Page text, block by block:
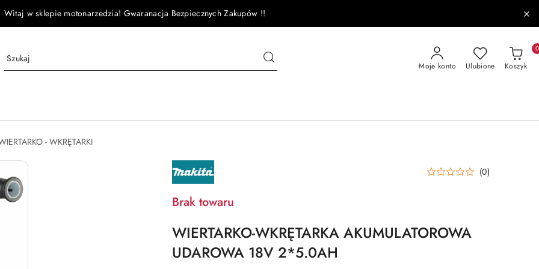
Witaj w sklepie motonarzedzia! Gwaranacja Bezpiecznych Zakupów !!
Moje konto Ulubione Koszyk
0
- WKRĘTARKI
NAZWA
PRODUCENTA:
MAKITA
(0)
Brak towaru
WIERTARKO-WKRĘTARKA AKUMULATOROWA
UDAROWA 18V 2*5.0AH